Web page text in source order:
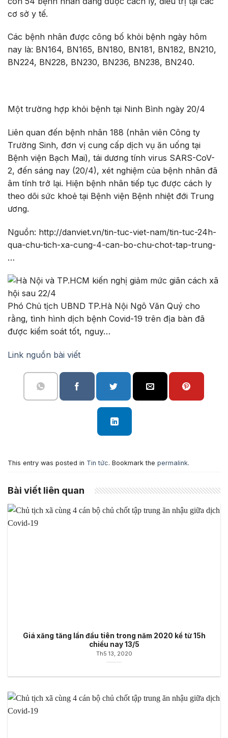
cơ sở y tế.
Các bệnh nhân được công bố khỏi bệnh ngày hôm
nay là: BN164, BN165, BN180, BN181, BN182, BN210,
BN224, BN228, BN230, BN236, BN238, BN240.
Một trường hợp khỏi bệnh tại Ninh Bình ngày 20/4
Liên quan đến bệnh nhân 188 (nhân viên Công ty
Trường Sinh, đơn vị cung cấp dịch vụ ăn uống tại
Bệnh viện Bạch Mai), tái dương tính virus SARS-CoV-
2, đến sáng nay (20/4), xét nghiệm của bệnh nhân đã
âm tính trở lại. Hiện bệnh nhân tiếp tục được cách ly
theo dõi sức khoẻ tại Bệnh viện Bệnh nhiệt đới Trung
ương.
Nguồn: http://danviet.vn/tin-tuc-viet-nam/tin-tuc-24h-
qua-chu-tich-xa-cung-4-can-bo-chu-chot-tap-trung-
…
Phó Chủ tịch UBND TP.Hà Nội Ngô Văn Quý cho
rằng, tình hình dịch bệnh Covid-19 trên địa bàn đã
được kiểm soát tốt, nguy…
Link nguồn bài viết
This entry was posted in Tin tức. Bookmark the permalink.
Bài viết liên quan
Giá xăng tăng lần đầu tiên trong năm 2020 kể từ 15h
chiều nay 13/5
Th5 13, 2020